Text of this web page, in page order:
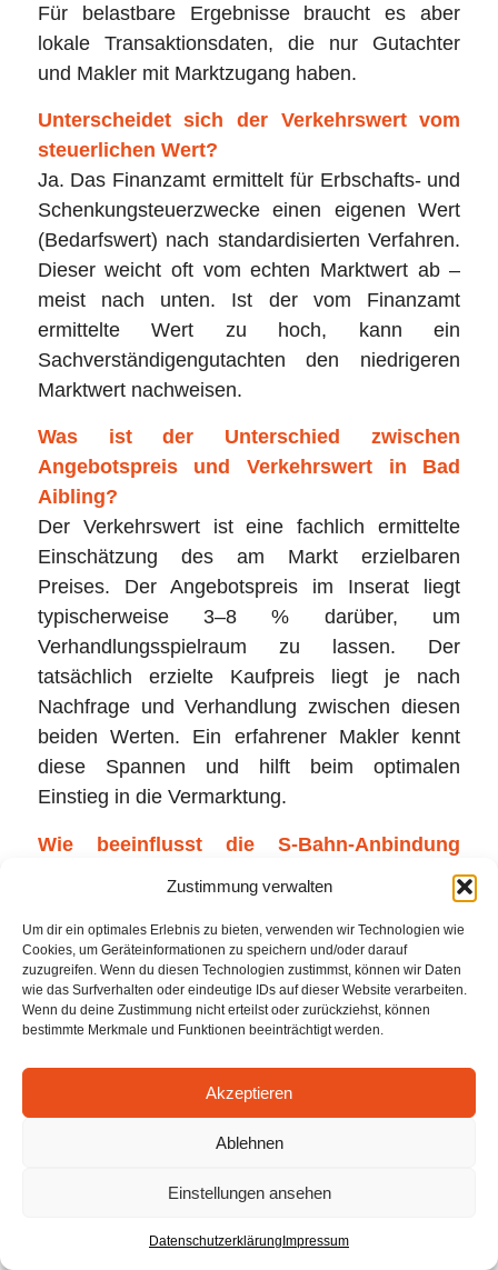
Zustimmung verwalten
Um dir ein optimales Erlebnis zu bieten, verwenden wir Technologien wie
Cookies, um Geräteinformationen zu speichern und/oder darauf
zuzugreifen. Wenn du diesen Technologien zustimmst, können wir Daten
wie das Surfverhalten oder eindeutige IDs auf dieser Website verarbeiten.
Wenn du deine Zustimmung nicht erteilst oder zurückziehst, können
bestimmte Merkmale und Funktionen beeinträchtigt werden.
Akzeptieren
Ablehnen
Einstellungen ansehen
Datenschutzerklärung Impressum
Für belastbare Ergebnisse braucht es aber
lokale Transaktionsdaten, die nur Gutachter
und Makler mit Marktzugang haben.
Unterscheidet sich der Verkehrswert vom
steuerlichen Wert?
Ja. Das Finanzamt ermittelt für Erbschafts- und
Schenkungsteuerzwecke einen eigenen Wert
(Bedarfswert) nach standardisierten Verfahren.
Dieser weicht oft vom echten Marktwert ab –
meist nach unten. Ist der vom Finanzamt
ermittelte Wert zu hoch, kann ein
Sachverständigengutachten den niedrigeren
Marktwert nachweisen.
Was ist der Unterschied zwischen
Angebotspreis und Verkehrswert in Bad
Aibling?
Der Verkehrswert ist eine fachlich ermittelte
Einschätzung des am Markt erzielbaren
Preises. Der Angebotspreis im Inserat liegt
typischerweise 3–8 % darüber, um
Verhandlungsspielraum zu lassen. Der
tatsächlich erzielte Kaufpreis liegt je nach
Nachfrage und Verhandlung zwischen diesen
beiden Werten. Ein erfahrener Makler kennt
diese Spannen und hilft beim optimalen
Einstieg in die Vermarktung.
Wie beeinflusst die S-Bahn-Anbindung
(oder deren Fehlen) den Verkehrswert in
Bad Aibling hat keine direkte S-Bahn-
Verbindung nach München – die Anbindung
erfolgt über den Regionalzug nach Rosenheim
und von dort weiter. Das beeinflusst die Preise
Münchner Umland spürbar. Käufer, die täglich
nach München pendeln, bevorzugen oft S-
Bahn-Orte. Bad Aibling spricht stärker lokale
Region selbst arbeiten.